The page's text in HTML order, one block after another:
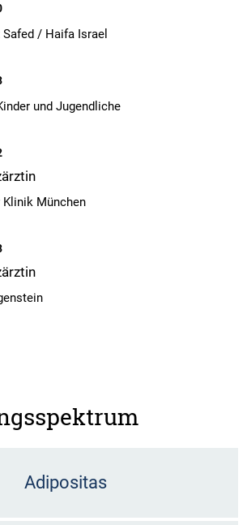
/ Haifa Israel
und Jugendliche
München
Adipositas